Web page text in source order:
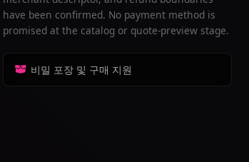
have been confirmed. No payment method is
promised at the catalog or quote-preview stage.
비밀 포장 및 구매 지원